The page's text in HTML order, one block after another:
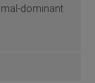
dominant